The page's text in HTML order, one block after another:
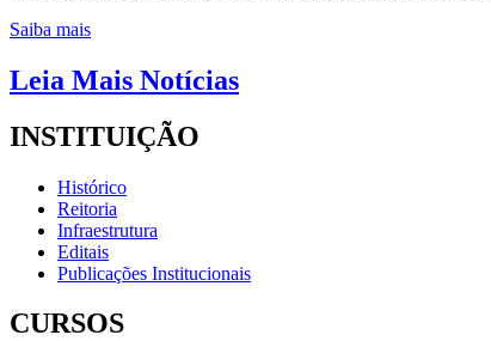
Saiba mais
Leia Mais Notícias
INSTITUIÇÃO
Histórico
Reitoria
Infraestrutura
Editais
Publicações Institucionais
CURSOS